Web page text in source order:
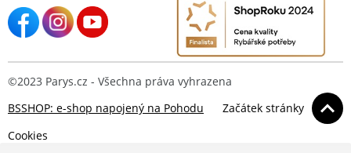
©2023 Parys.cz - Všechna práva vyhrazena
BSSHOP: e-shop napojený na Pohodu
Začátek stránky
Cookies